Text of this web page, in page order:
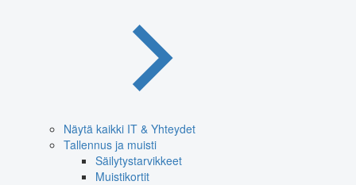
Näytä kaikki IT & Yhteydet
Tallennus ja muisti
Säilytystarvikkeet
Muistikortit